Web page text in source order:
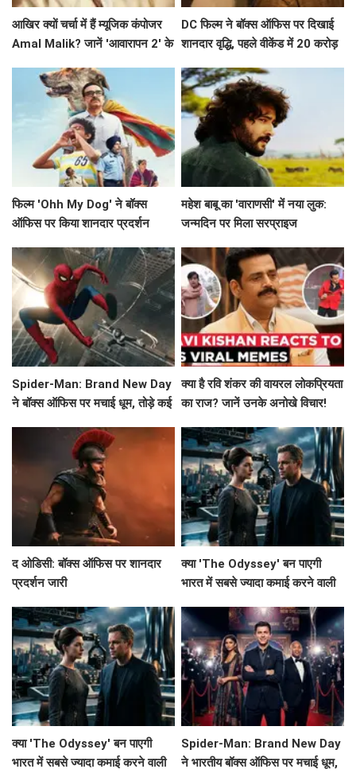
आखिर क्यों चर्चा में हैं म्यूजिक कंपोजर
Amal Malik? जानें 'आवारापन 2' के
DC फिल्म ने बॉक्स ऑफिस पर दिखाई
शानदार वृद्धि, पहले वीकेंड में 20 करोड़
फिल्म 'Ohh My Dog' ने बॉक्स
ऑफिस पर किया शानदार प्रदर्शन
महेश बाबू का 'वाराणसी' में नया लुक:
जन्मदिन पर मिला सरप्राइज
Spider-Man: Brand New Day
ने बॉक्स ऑफिस पर मचाई धूम, तोड़े कई
क्या है रवि शंकर की वायरल लोकप्रियता
का राज? जानें उनके अनोखे विचार!
द ओडिसी: बॉक्स ऑफिस पर शानदार
प्रदर्शन जारी
क्या 'The Odyssey' बन पाएगी
भारत में सबसे ज्यादा कमाई करने वाली
क्या 'The Odyssey' बन पाएगी
भारत में सबसे ज्यादा कमाई करने वाली
Spider-Man: Brand New Day
ने भारतीय बॉक्स ऑफिस पर मचाई धूम,